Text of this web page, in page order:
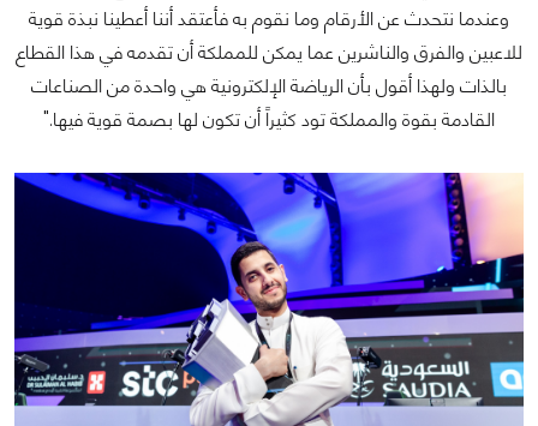
وعندما نتحدث عن الأرقام وما نقوم به فأعتقد أننا أعطينا نبذة قوية
للاعبين والفرق والناشرين عما يمكن للمملكة أن تقدمه في هذا القطاع
بالذات ولهذا أقول بأن الرياضة الإلكترونية هي واحدة من الصناعات
القادمة بقوة والمملكة تود كثيراً أن تكون لها بصمة قوية فيها."